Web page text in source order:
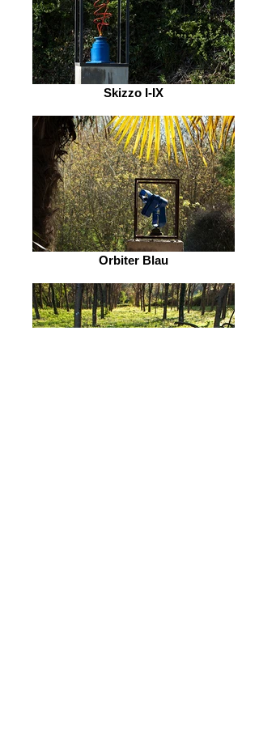
Skizzo I-IX
Orbiter Blau